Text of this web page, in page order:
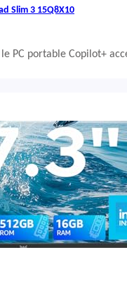
Slim 3 15Q8X10
le PC portable Copilot+